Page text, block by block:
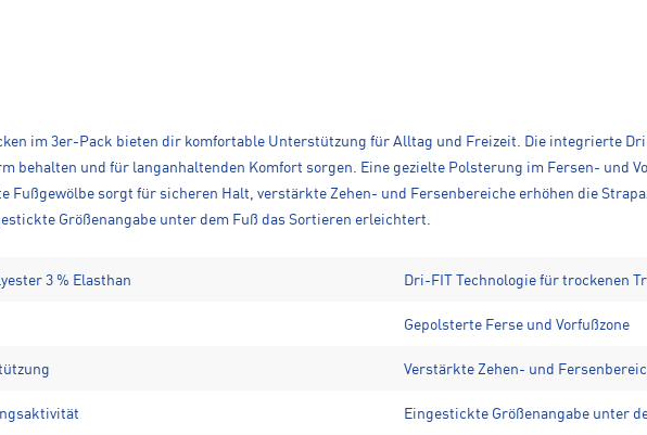
im 3er-Pack bieten dir komfortable Unterstützung für Alltag und Freizeit. Die integrierte
behalten und für langanhaltenden Komfort sorgen. Eine gezielte Polsterung im Fersen- und
Fußgewölbe sorgt für sicheren Halt, verstärkte Zehen- und Fersenbereiche erhöhen die
Größenangabe unter dem Fuß das Sortieren erleichtert.
3 % Elasthan Dri-FIT Technologie für trockenen
Gepolsterte Ferse und Vorfußzone
Verstärkte Zehen- und
Eingestickte Größenangabe unter